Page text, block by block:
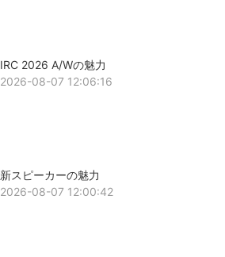
IRC 2026 A/Wの魅力
2026-08-07 12:06:16
新スピーカーの魅力
2026-08-07 12:00:42